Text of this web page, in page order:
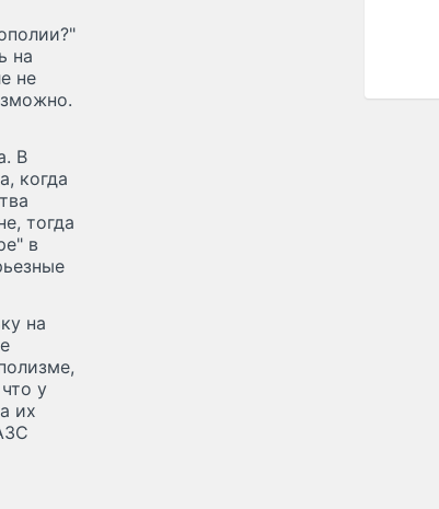
на
не
В
когда
тогда
в
на
у
их